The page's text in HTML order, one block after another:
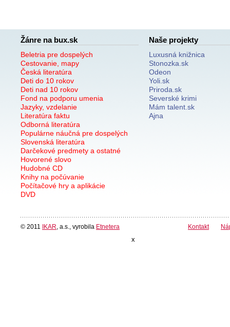
Žánre na bux.sk
Beletria pre dospelých
Cestovanie, mapy
Česká literatúra
Deti do 10 rokov
Deti nad 10 rokov
Fond na podporu umenia
Jazyky, vzdelanie
Literatúra faktu
Odborná literatúra
Populárne náučná pre dospelých
Slovenská literatúra
Darčekové predmety a ostatné
Hovorené slovo
Hudobné CD
Knihy na počúvanie
Počítačové hry a aplikácie
DVD
Naše projekty
Luxusná knižnica
Stonozka.sk
Odeon
Yoli.sk
Priroda.sk
Severské krimi
Mám talent.sk
Ajna
© 2011 IKAR , a.s., vyrobila Etnetera Kontakt
x